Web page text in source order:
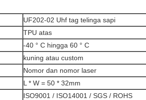
UF202-02 Uhf tag telinga sapi
TPU atas
-40 ° C hingga 60 ° C
kuning atau custom
Nomor dan nomor laser
L * W = 50 * 32mm
ISO9001 / ISO14001 / SGS / ROHS